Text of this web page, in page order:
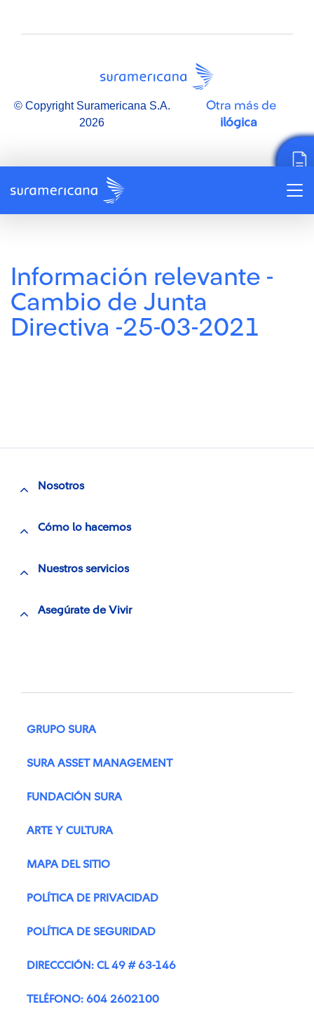
© Copyright Suramericana S.A.
2026
Otra más de
ilógica
Información relevante -
Cambio de Junta
Directiva -25-03-2021
Nosotros
Cómo lo hacemos
Nuestros servicios
Asegúrate de Vivir
GRUPO SURA
SURA ASSET MANAGEMENT
FUNDACIÓN SURA
ARTE Y CULTURA
MAPA DEL SITIO
POLÍTICA DE PRIVACIDAD
POLÍTICA DE SEGURIDAD
DIRECCCIÓN: CL 49 # 63-146
TELÉFONO: 604 2602100